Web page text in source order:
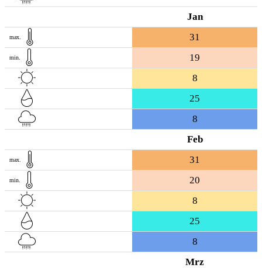
Jan
max. 31
min.
19
8
25
8
Feb
max. 31
min.
20
8
25
8
Mrz